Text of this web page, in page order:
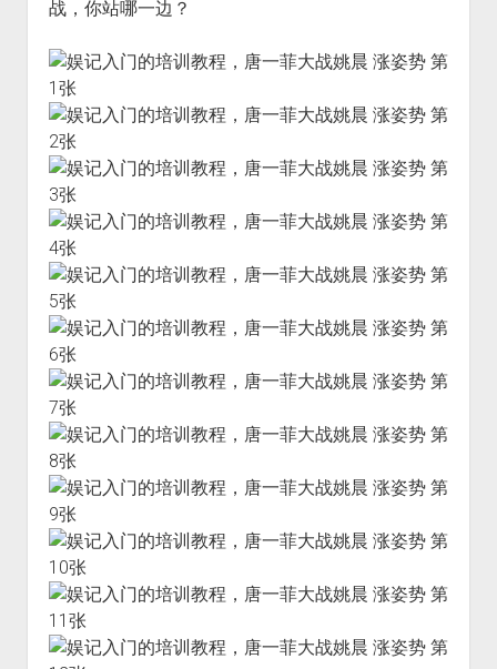
战，你站哪一边？